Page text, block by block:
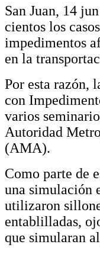
San Juan, 14
cientos los
impedimentos
en la
Por esta razón,
con
varios
Autoridad
(AMA).
Como parte de
una simulación
utilizaron
entablilladas,
que simularan